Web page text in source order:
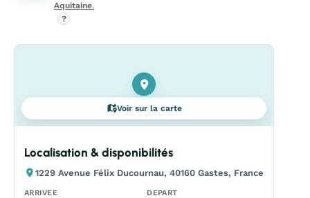
Aquitaine.
?
Voir sur la carte
Localisation & disponibilités
1229 Avenue Félix Ducournau, 40160 Gastes, France
ARRIVEE DEPART